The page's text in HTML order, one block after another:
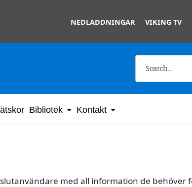
NEDLADDNINGAR VIKING TV
Bibliotek Kontakt
med all information de behöver